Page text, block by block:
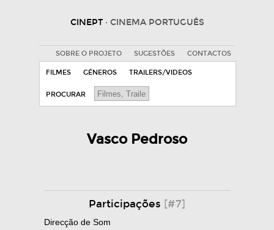
CINEPT · CINEMA PORTUGUÊS
SOBRE O PROJETO SUGESTÕES CONTACTOS
FILMES GÉNEROS TRAILERS/VIDEOS
PROCURAR
Vasco Pedroso
Participações [#7]
Direcção de Som